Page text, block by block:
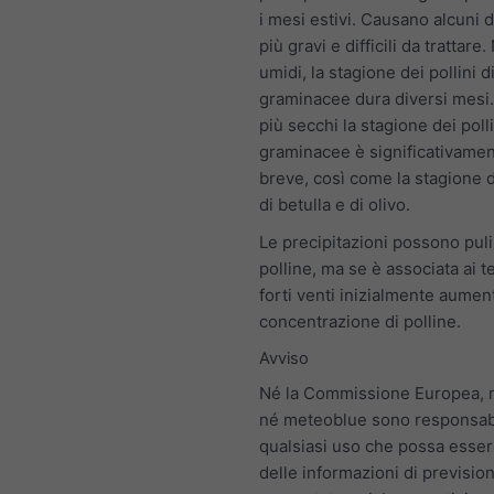
i mesi estivi. Causano alcuni
più gravi e difficili da trattare.
umidi, la stagione dei pollini di
graminacee dura diversi
più secchi la stagione dei
graminacee è
breve, così come la stagione
di betulla e di olivo.
Le precipitazioni possono
polline, ma se è associata ai
forti venti inizialmente
concentrazione di polline.
Avviso
Né la Commissione Europea,
né meteoblue sono
qualsiasi uso che possa
delle informazioni di